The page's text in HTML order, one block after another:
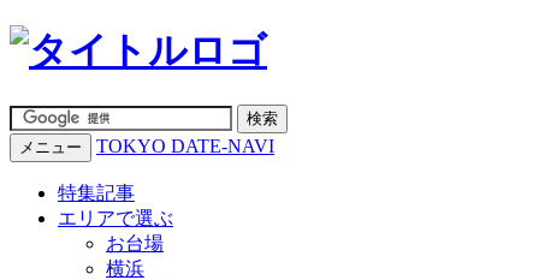
メニュー TOKYO DATE-NAVI
特集記事
エリアで選ぶ
お台場
横浜